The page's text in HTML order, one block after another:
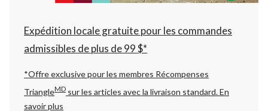
Expédition locale gratuite pour les commandes
admissibles de plus de 99 $*
*Offre exclusive pour les membres Récompenses
TriangleMD sur les articles avec la livraison standard.En
savoir plus